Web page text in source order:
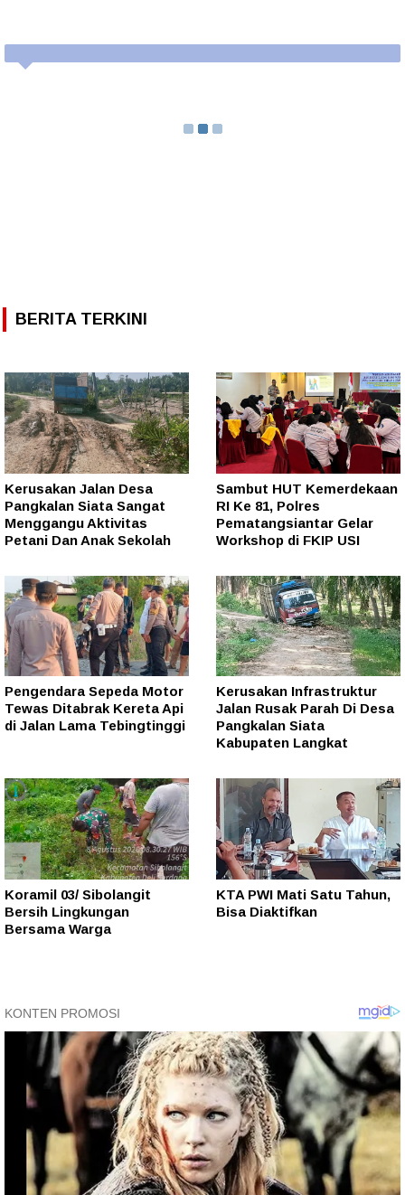
BERITA TERKINI
Kerusakan Jalan Desa
Pangkalan Siata Sangat
Menggangu Aktivitas
Petani Dan Anak Sekolah
Sambut HUT Kemerdekaan
RI Ke 81, Polres
Pematangsiantar Gelar
Workshop di FKIP USI
Pengendara Sepeda Motor
Tewas Ditabrak Kereta Api
di Jalan Lama Tebingtinggi
Kerusakan Infrastruktur
Jalan Rusak Parah Di Desa
Pangkalan Siata
Kabupaten Langkat
Koramil 03/ Sibolangit
Bersih Lingkungan
Bersama Warga
KTA PWI Mati Satu Tahun,
Bisa Diaktifkan